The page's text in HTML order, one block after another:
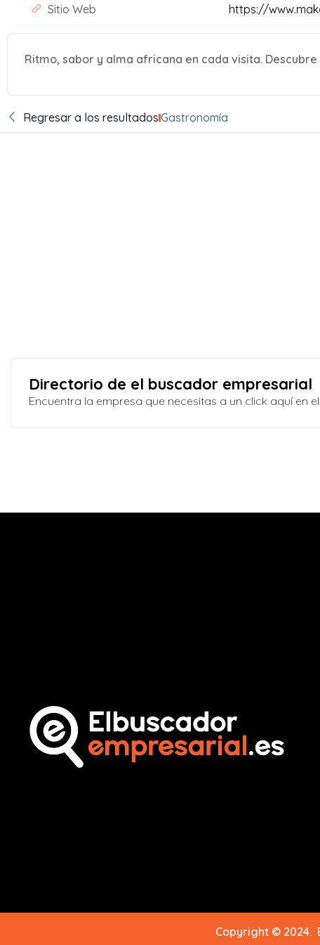
Sitio Web https://
Ritmo, sabor y alma africana en cada visita.
Regresar a los resultadosGastronomía
Directorio de el buscador empresarial
Encuentra la empresa que necesitas a un click aquí en
Copyright © 2024.